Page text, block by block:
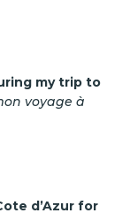
my trip to
voyage à
d’Azur for